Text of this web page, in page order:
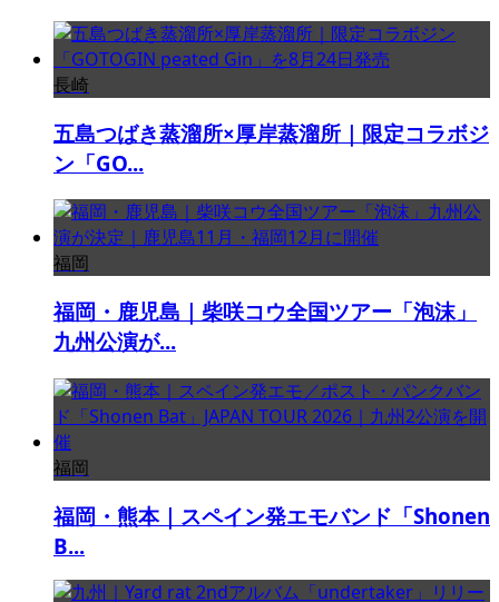
長崎
五島つばき蒸溜所×厚岸蒸溜所｜限定コラボジ
ン「GO...
福岡
福岡・鹿児島｜柴咲コウ全国ツアー「泡沫」
九州公演が...
福岡
福岡・熊本｜スペイン発エモバンド「Shonen
B...